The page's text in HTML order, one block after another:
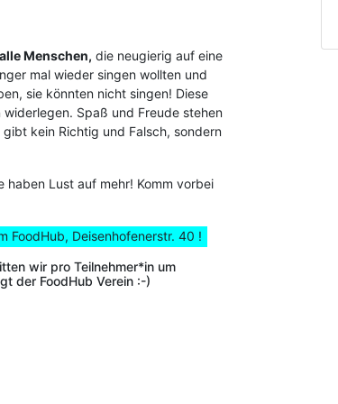
Menschen, die neugierig auf eine
mal wieder singen wollten und
sie könnten nicht singen! Diese
Spaß und Freude stehen
kein Richtig und Falsch, sondern
Lust auf mehr! Komm vorbei
FoodHub, Deisenhofenerstr. 40 !
wir pro Teilnehmer*in um
der FoodHub Verein :-)